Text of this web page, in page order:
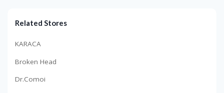
Related Stores
KARACA
Broken Head
Dr.Comoi